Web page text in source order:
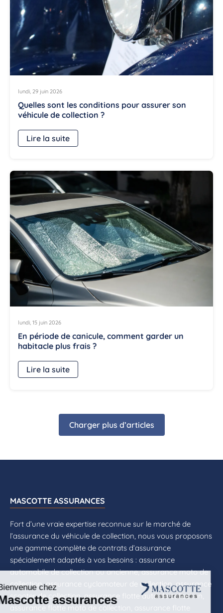
lundi, 29 juin 2026
Quelles sont les conditions pour assurer son
véhicule de collection ?
Lire la suite
lundi, 15 juin 2026
En période de canicule, comment garder un
habitacle plus frais ?
Lire la suite
Charger plus d’articles
MASCOTTE ASSURANCES
Fort d’une vraie expertise reconnue sur le marché de
l’assurance du véhicule de collection, nous vous proposons
une gamme complète de contrats d’assurance
spécialement adaptés à vos besoins : assurance
automobile de collection ou ancienne, assurance moto de
collection, assurance cyclomoteur de collection, assurance
scooter de collection, assurance flotte auto de collection,
assurance flotte moto de collection, assurance flotte